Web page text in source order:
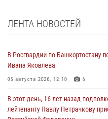
ЛЕНТА НОВОСТЕЙ
В Росгвардии по Башкортостану
Ивана Яковлева
05 августа 2026, 12:10 6
В этот день, 16 лет назад
лейтенанту Павлу Петрачкову